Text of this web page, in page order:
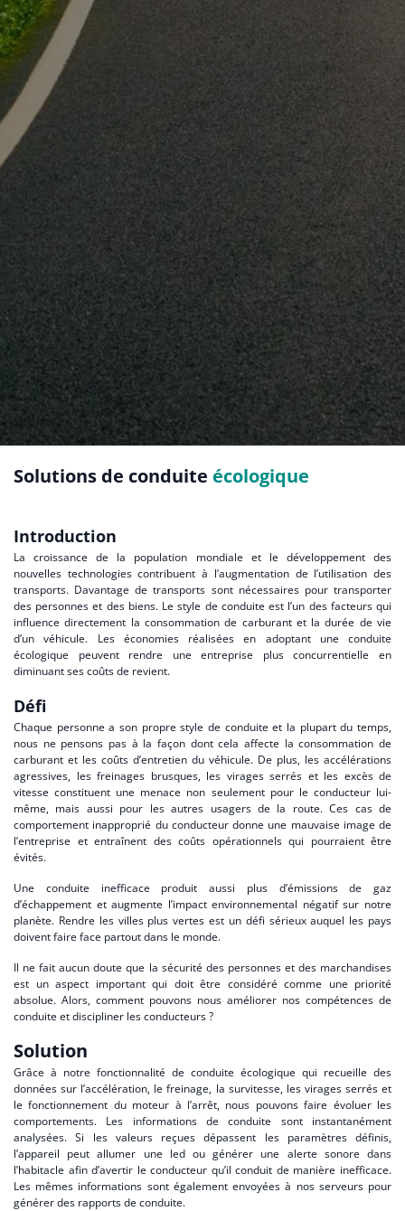
Solutions de conduite écologique
Introduction
La croissance de la population mondiale et le développement des
nouvelles technologies contribuent à l’augmentation de l’utilisation des
transports. Davantage de transports sont nécessaires pour transporter
des personnes et des biens. Le style de conduite est l’un des facteurs qui
influence directement la consommation de carburant et la durée de vie
d’un véhicule. Les économies réalisées en adoptant une conduite
écologique peuvent rendre une entreprise plus concurrentielle en
diminuant ses coûts de revient.
Défi
Chaque personne a son propre style de conduite et la plupart du temps,
nous ne pensons pas à la façon dont cela affecte la consommation de
carburant et les coûts d’entretien du véhicule. De plus, les accélérations
agressives, les freinages brusques, les virages serrés et les excès de
vitesse constituent une menace non seulement pour le conducteur lui-
même, mais aussi pour les autres usagers de la route. Ces cas de
comportement inapproprié du conducteur donne une mauvaise image de
l’entreprise et entraînent des coûts opérationnels qui pourraient être
évités.
Une conduite inefficace produit aussi plus d’émissions de gaz
d’échappement et augmente l’impact environnemental négatif sur notre
planète. Rendre les villes plus vertes est un défi sérieux auquel les pays
doivent faire face partout dans le monde.
Il ne fait aucun doute que la sécurité des personnes et des marchandises
est un aspect important qui doit être considéré comme une priorité
absolue. Alors, comment pouvons nous améliorer nos compétences de
conduite et discipliner les conducteurs ?
Solution
Grâce à notre fonctionnalité de conduite écologique qui recueille des
données sur l’accélération, le freinage, la survitesse, les virages serrés et
le fonctionnement du moteur à l’arrêt, nous pouvons faire évoluer les
comportements. Les informations de conduite sont instantanément
analysées. Si les valeurs reçues dépassent les paramètres définis,
l’appareil peut allumer une led ou générer une alerte sonore dans
l’habitacle afin d’avertir le conducteur qu’il conduit de manière inefficace.
Les mêmes informations sont également envoyées à nos serveurs pour
générer des rapports de conduite.